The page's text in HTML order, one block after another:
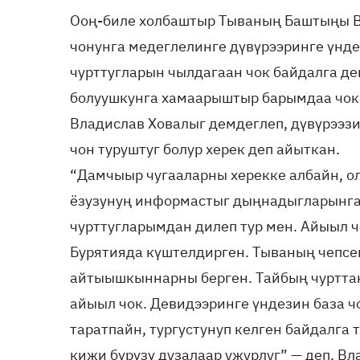
Ооң-биле холбаштыр Тываның Баштыңы
чонунга медеглелинге дүвүрээринге
чурттугларын чылдагаан чок байдалга
болуушкунга хамаарыштыр барымдаа
Владислав Ховалыг демдеглеп,
чон туруштуг болур херек деп айыткан.
“Дамчыыр чугааларны херекке албайн,
ёзузунуң информастыг
чурттугларымдан дилеп тур мен. Айыыл
Бурятияда күштелдирген. Тываның
айтыышкыннарны берген. Тайбың
айыыл чок. Девидээринге үндезин база
таратпайн, тургустунуп келген
кижи бүрүзү дузалаар ужурлуг” — деп,